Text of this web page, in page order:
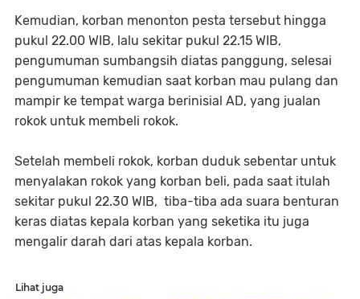
Kemudian, korban menonton pesta tersebut hingga
pukul 22.00 WIB, lalu sekitar pukul 22.15 WIB,
pengumuman sumbangsih diatas panggung, selesai
pengumuman kemudian saat korban mau pulang dan
mampir ke tempat warga berinisial AD, yang jualan
rokok untuk membeli rokok.
Setelah membeli rokok, korban duduk sebentar untuk
menyalakan rokok yang korban beli, pada saat itulah
sekitar pukul 22.30 WIB, tiba-tiba ada suara benturan
keras diatas kepala korban yang seketika itu juga
mengalir darah dari atas kepala korban.
Lihat juga